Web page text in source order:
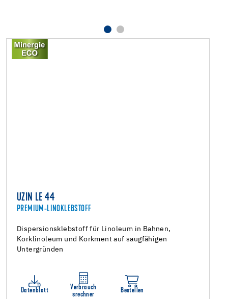
UZIN LE 44
PREMIUM-LINOKLEBSTOFF
Dispersionsklebstoff für Linoleum in Bahnen,
Korklinoleum und Korkment auf saugfähigen
Untergründen
Datenblatt
Verbrauch
srechner
Bestellen